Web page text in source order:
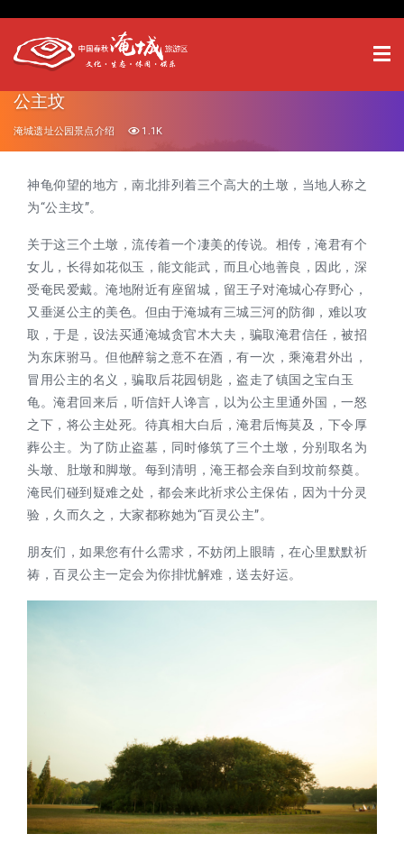
公主坟
淹城遗址公园景点介绍 1.1K
神龟仰望的地方，南北排列着三个高大的土墩，当地人称之
为“公主坟”。
关于这三个土墩，流传着一个凄美的传说。相传，淹君有个
女儿，长得如花似玉，能文能武，而且心地善良，因此，深
受奄民爱戴。淹地附近有座留城，留王子对淹城心存野心，
又垂涎公主的美色。但由于淹城有三城三河的防御，难以攻
取，于是，设法买通淹城贪官木大夫，骗取淹君信任，被招
为东床驸马。但他醉翁之意不在酒，有一次，乘淹君外出，
冒用公主的名义，骗取后花园钥匙，盗走了镇国之宝白玉
龟。淹君回来后，听信奸人谗言，以为公主里通外国，一怒
之下，将公主处死。待真相大白后，淹君后悔莫及，下令厚
葬公主。为了防止盗墓，同时修筑了三个土墩，分别取名为
头墩、肚墩和脚墩。每到清明，淹王都会亲自到坟前祭奠。
淹民们碰到疑难之处，都会来此祈求公主保佑，因为十分灵
验，久而久之，大家都称她为“百灵公主”。
朋友们，如果您有什么需求，不妨闭上眼睛，在心里默默祈
祷，百灵公主一定会为你排忧解难，送去好运。